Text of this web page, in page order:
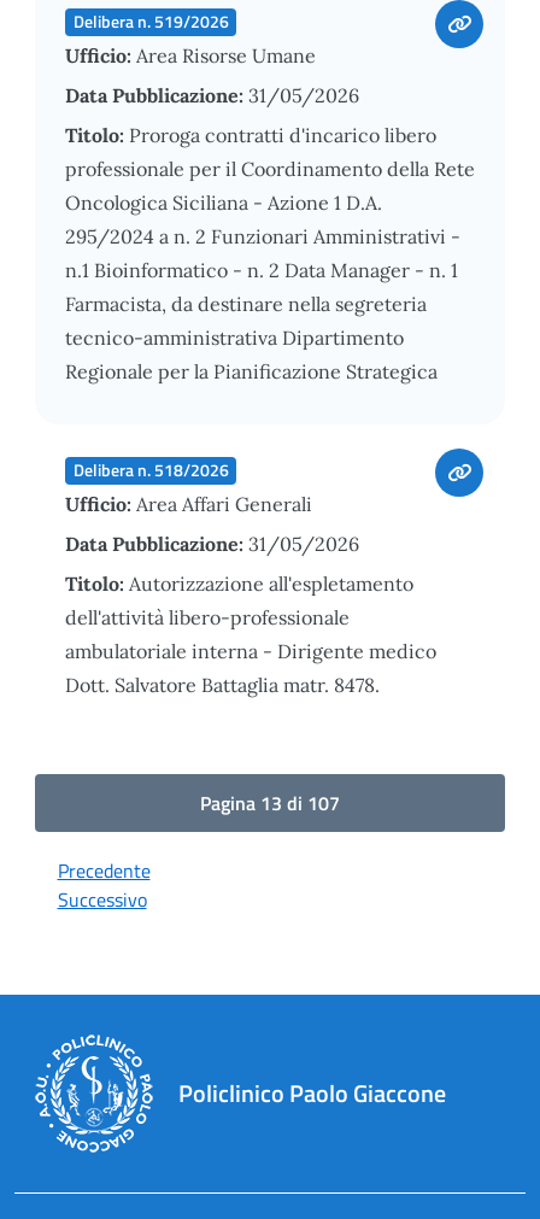
Delibera n. 519/2026
Ufficio: Area Risorse Umane
Data Pubblicazione: 31/05/2026
Titolo: Proroga contratti d'incarico libero
professionale per il Coordinamento della Rete
Oncologica Siciliana - Azione 1 D.A.
295/2024 a n. 2 Funzionari Amministrativi -
n.1 Bioinformatico - n. 2 Data Manager - n. 1
Farmacista, da destinare nella segreteria
tecnico-amministrativa Dipartimento
Regionale per la Pianificazione Strategica
Delibera n. 518/2026
Ufficio: Area Affari Generali
Data Pubblicazione: 31/05/2026
Titolo: Autorizzazione all'espletamento
dell'attività libero-professionale
ambulatoriale interna - Dirigente medico
Dott. Salvatore Battaglia matr. 8478.
Pagina 13 di 107
Precedente
Successivo
Policlinico Paolo Giaccone